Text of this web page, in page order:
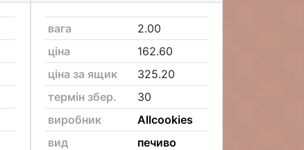
вага
2.00
ціна
162.60
ціна за ящик
325.20
термін збер.
30
виробник
Allcookies
вид
печиво